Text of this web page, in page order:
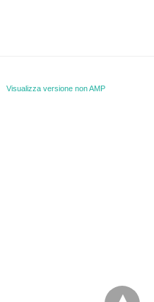
Visualizza versione non AMP